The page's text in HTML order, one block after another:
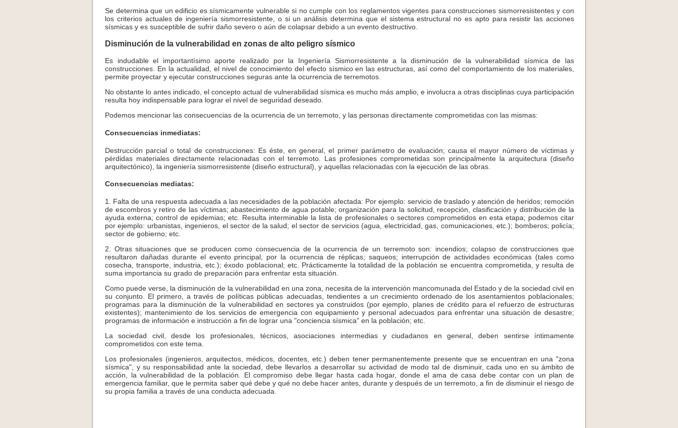
Se determina que un edificio es sísmicamente vulnerable si no cumple con los reglamentos vigentes para construcciones sismorresistentes y con
los criterios actuales de ingeniería sismorresistente, o si un análisis determina que el sistema estructural no es apto para resistir las acciones
sísmicas y es susceptible de sufrir daño severo o aún de colapsar debido a un evento destructivo.
Disminución de la vulnerabilidad en zonas de alto peligro sísmico
Es indudable el importantísimo aporte realizado por la Ingeniería Sismorresistente a la disminución de la vulnerabilidad sísmica de las
construcciones. En la actualidad, el nivel de conocimiento del efecto sísmico en las estructuras, así como del comportamiento de los materiales,
permite proyectar y ejecutar construcciones seguras ante la ocurrencia de terremotos.
No obstante lo antes indicado, el concepto actual de vulnerabilidad sísmica es mucho más amplio, e involucra a otras disciplinas cuya participación
resulta hoy indispensable para lograr el nivel de seguridad deseado.
Podemos mencionar las consecuencias de la ocurrencia de un terremoto, y las personas directamente comprometidas con las mismas:
Consecuencias inmediatas:
Destrucción parcial o total de construcciones: Es éste, en general, el primer parámetro de evaluación; causa el mayor número de víctimas y
pérdidas materiales directamente relacionadas con el terremoto. Las profesiones comprometidas son principalmente la arquitectura (diseño
arquitectónico), la ingeniería sismorresistente (diseño estructural), y aquellas relacionadas con la ejecución de las obras.
Consecuencias mediatas:
1. Falta de una respuesta adecuada a las necesidades de la población afectada: Por ejemplo: servicio de traslado y atención de heridos; remoción
de escombros y retiro de las víctimas; abastecimiento de agua potable; organización para la solicitud, recepción, clasificación y distribución de la
ayuda externa; control de epidemias; etc. Resulta interminable la lista de profesionales o sectores comprometidos en esta etapa; podemos citar
por ejemplo: urbanistas, ingenieros, el sector de la salud; el sector de servicios (agua, electricidad, gas, comunicaciones, etc.); bomberos; policía;
sector de gobierno; etc.
2. Otras situaciones que se producen como consecuencia de la ocurrencia de un terremoto son: incendios; colapso de construcciones que
resultaron dañadas durante el evento principal, por la ocurrencia de réplicas; saqueos; interrupción de actividades económicas (tales como
cosecha, transporte, industria, etc.); éxodo poblacional; etc. Prácticamente la totalidad de la población se encuentra comprometida, y resulta de
suma importancia su grado de preparación para enfrentar esta situación.
Como puede verse, la disminución de la vulnerabilidad en una zona, necesita de la intervención mancomunada del Estado y de la sociedad civil en
su conjunto. El primero, a través de políticas públicas adecuadas, tendientes a un crecimiento ordenado de los asentamientos poblacionales;
programas para la disminución de la vulnerabilidad en sectores ya construidos (por ejemplo, planes de crédito para el refuerzo de estructuras
existentes); mantenimiento de los servicios de emergencia con equipamiento y personal adecuados para enfrentar una situación de desastre;
programas de información e instrucción a fin de lograr una "conciencia sísmica" en la población; etc.
La sociedad civil, desde los profesionales, técnicos, asociaciones intermedias y ciudadanos en general, deben sentirse íntimamente
comprometidos con este tema.
Los profesionales (ingenieros, arquitectos, médicos, docentes, etc.) deben tener permanentemente presente que se encuentran en una "zona
sísmica", y su responsabilidad ante la sociedad, debe llevarlos a desarrollar su actividad de modo tal de disminuir, cada uno en su ámbito de
acción, la vulnerabilidad de la población. El compromiso debe llegar hasta cada hogar, donde el ama de casa debe contar con un plan de
emergencia familiar, que le permita saber qué debe y qué no debe hacer antes, durante y después de un terremoto, a fin de disminuir el riesgo de
su propia familia a través de una conducta adecuada.